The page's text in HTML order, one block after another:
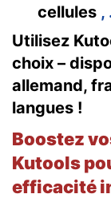
cellules ,
Utilisez
choix –
allemand,
langues !
Boostez
Kutools
efficacité